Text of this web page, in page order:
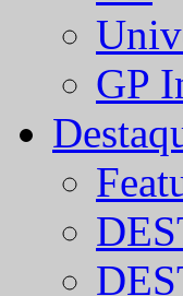
GP